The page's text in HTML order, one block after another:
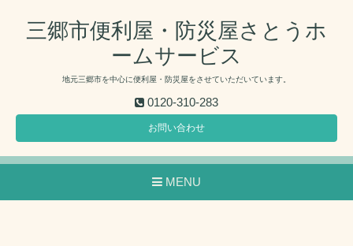
三郷市便利屋・防災屋さとうホ
ームサービス
地元三郷市を中心に便利屋・防災屋をさせていただいています。
0120-310-283
お問い合わせ
MENU